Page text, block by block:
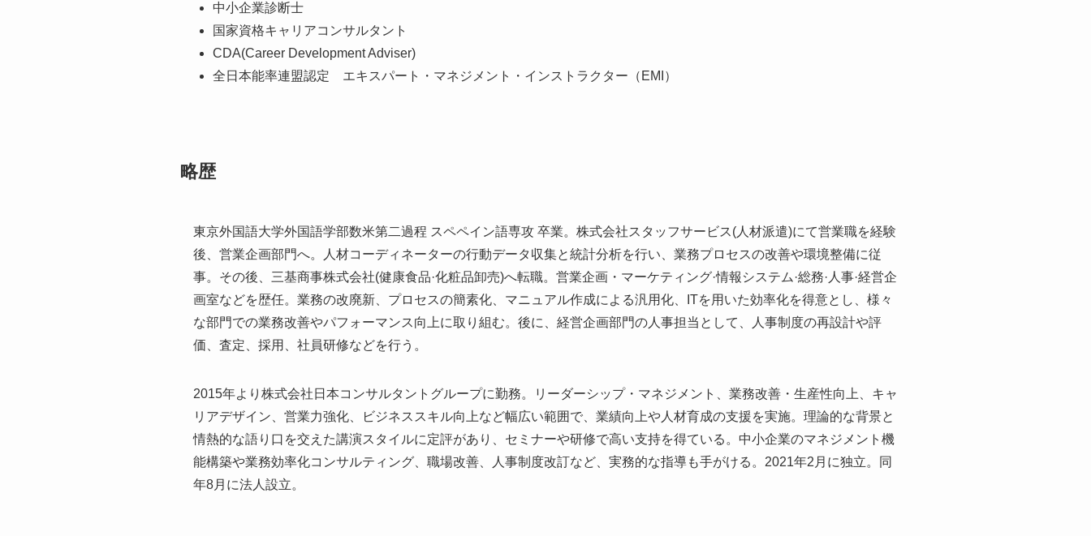
中小企業診断士
国家資格キャリアコンサルタント
CDA(Career Development Adviser)
全日本能率連盟認定 エキスパート・マネジメント・インストラクター（EMI）
略歴
東京外国語大学外国語学部数米第二過程 スペペイン語専攻 卒業。株式会社スタッフサービス(人材派遣)にて営業職を経験
後、営業企画部門へ。人材コーディネーターの行動データ収集と統計分析を行い、業務プロセスの改善や環境整備に従
事。その後、三基商事株式会社(健康食品·化粧品卸売)へ転職。営業企画・マーケティング·情報システム·総務·人事·経営企
画室などを歴任。業務の改廃新、プロセスの簡素化、マニュアル作成による汎用化、ITを用いた効率化を得意とし、様々
な部門での業務改善やパフォーマンス向上に取り組む。後に、経営企画部門の人事担当として、人事制度の再設計や評
価、査定、採用、社員研修などを行う。
2015年より株式会社日本コンサルタントグループに勤務。リーダーシップ・マネジメント、業務改善・生産性向上、キャ
リアデザイン、営業力強化、ビジネススキル向上など幅広い範囲で、業績向上や人材育成の支援を実施。理論的な背景と
情熱的な語り口を交えた講演スタイルに定評があり、セミナーや研修で高い支持を得ている。中小企業のマネジメント機
能構築や業務効率化コンサルティング、職場改善、人事制度改訂など、実務的な指導も手がける。2021年2月に独立。同
年8月に法人設立。